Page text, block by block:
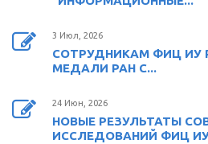
3 Июл, 2026
СОТРУДНИКАМ ФИЦ ИУ
МЕДАЛИ РАН С...
24 Июн, 2026
НОВЫЕ РЕЗУЛЬТАТЫ
ИССЛЕДОВАНИЙ ФИЦ